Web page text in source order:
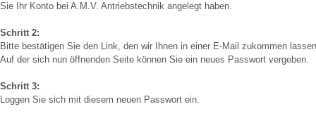
Sie Ihr Konto bei A.M.V. Antriebstechnik angelegt haben.
Schritt 2:
Bitte bestätigen Sie den Link, den wir Ihnen in einer E-Mail zukommen
Auf der sich nun öffnenden Seite können Sie ein neues Passwort vergeben.
Schritt 3:
Loggen Sie sich mit diesem neuen Passwort ein.